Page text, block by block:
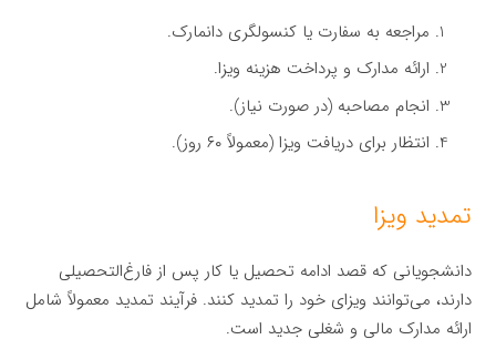
مراجعه به سفارت یا کنسولگری دانمارک.
ارائه مدارک و پرداخت هزینه ویزا.
انجام مصاحبه (در صورت نیاز).
انتظار برای دریافت ویزا (معمولاً ۶۰ روز).
تمدید ویزا
دانشجویانی که قصد ادامه تحصیل یا کار پس از فارغ‌التحصیلی
دارند، می‌توانند ویزای خود را تمدید کنند. فرآیند تمدید معمولاً شامل
ارائه مدارک مالی و شغلی جدید است.